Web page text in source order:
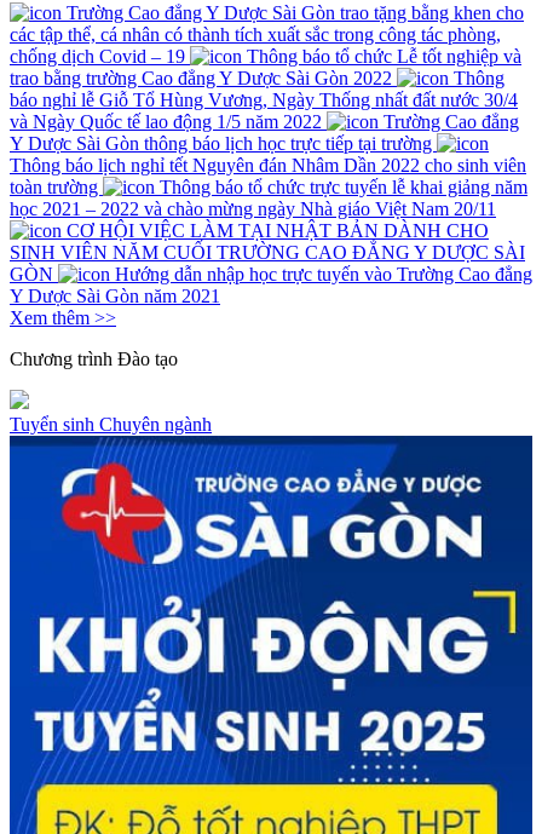
Trường Cao đẳng Y Dược Sài Gòn trao tặng bằng khen cho
các tập thể, cá nhân có thành tích xuất sắc trong công tác phòng,
chống dịch Covid – 19
Thông báo tổ chức Lễ tốt nghiệp và
trao bằng trường Cao đẳng Y Dược Sài Gòn 2022
Thông
báo nghỉ lễ Giỗ Tổ Hùng Vương, Ngày Thống nhất đất nước 30/4
và Ngày Quốc tế lao động 1/5 năm 2022
Trường Cao đẳng
Y Dược Sài Gòn thông báo lịch học trực tiếp tại trường
Thông báo lịch nghỉ tết Nguyên đán Nhâm Dần 2022 cho sinh viên
toàn trường
Thông báo tổ chức trực tuyến lễ khai giảng năm
học 2021 – 2022 và chào mừng ngày Nhà giáo Việt Nam 20/11
CƠ HỘI VIỆC LÀM TẠI NHẬT BẢN DÀNH CHO
SINH VIÊN NĂM CUỐI TRƯỜNG CAO ĐẲNG Y DƯỢC SÀI
GÒN
Hướng dẫn nhập học trực tuyến vào Trường Cao đẳng
Y Dược Sài Gòn năm 2021
Xem thêm >>
Chương trình Đào tạo
Tuyển sinh Chuyên ngành